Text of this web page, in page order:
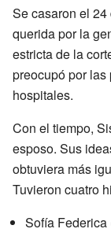
Se casaron el
querida por la
estricta de la
preocupó por
hospitales.
Con el tiempo,
esposo. Sus
obtuviera más
Tuvieron cuatro
Sofía Federica